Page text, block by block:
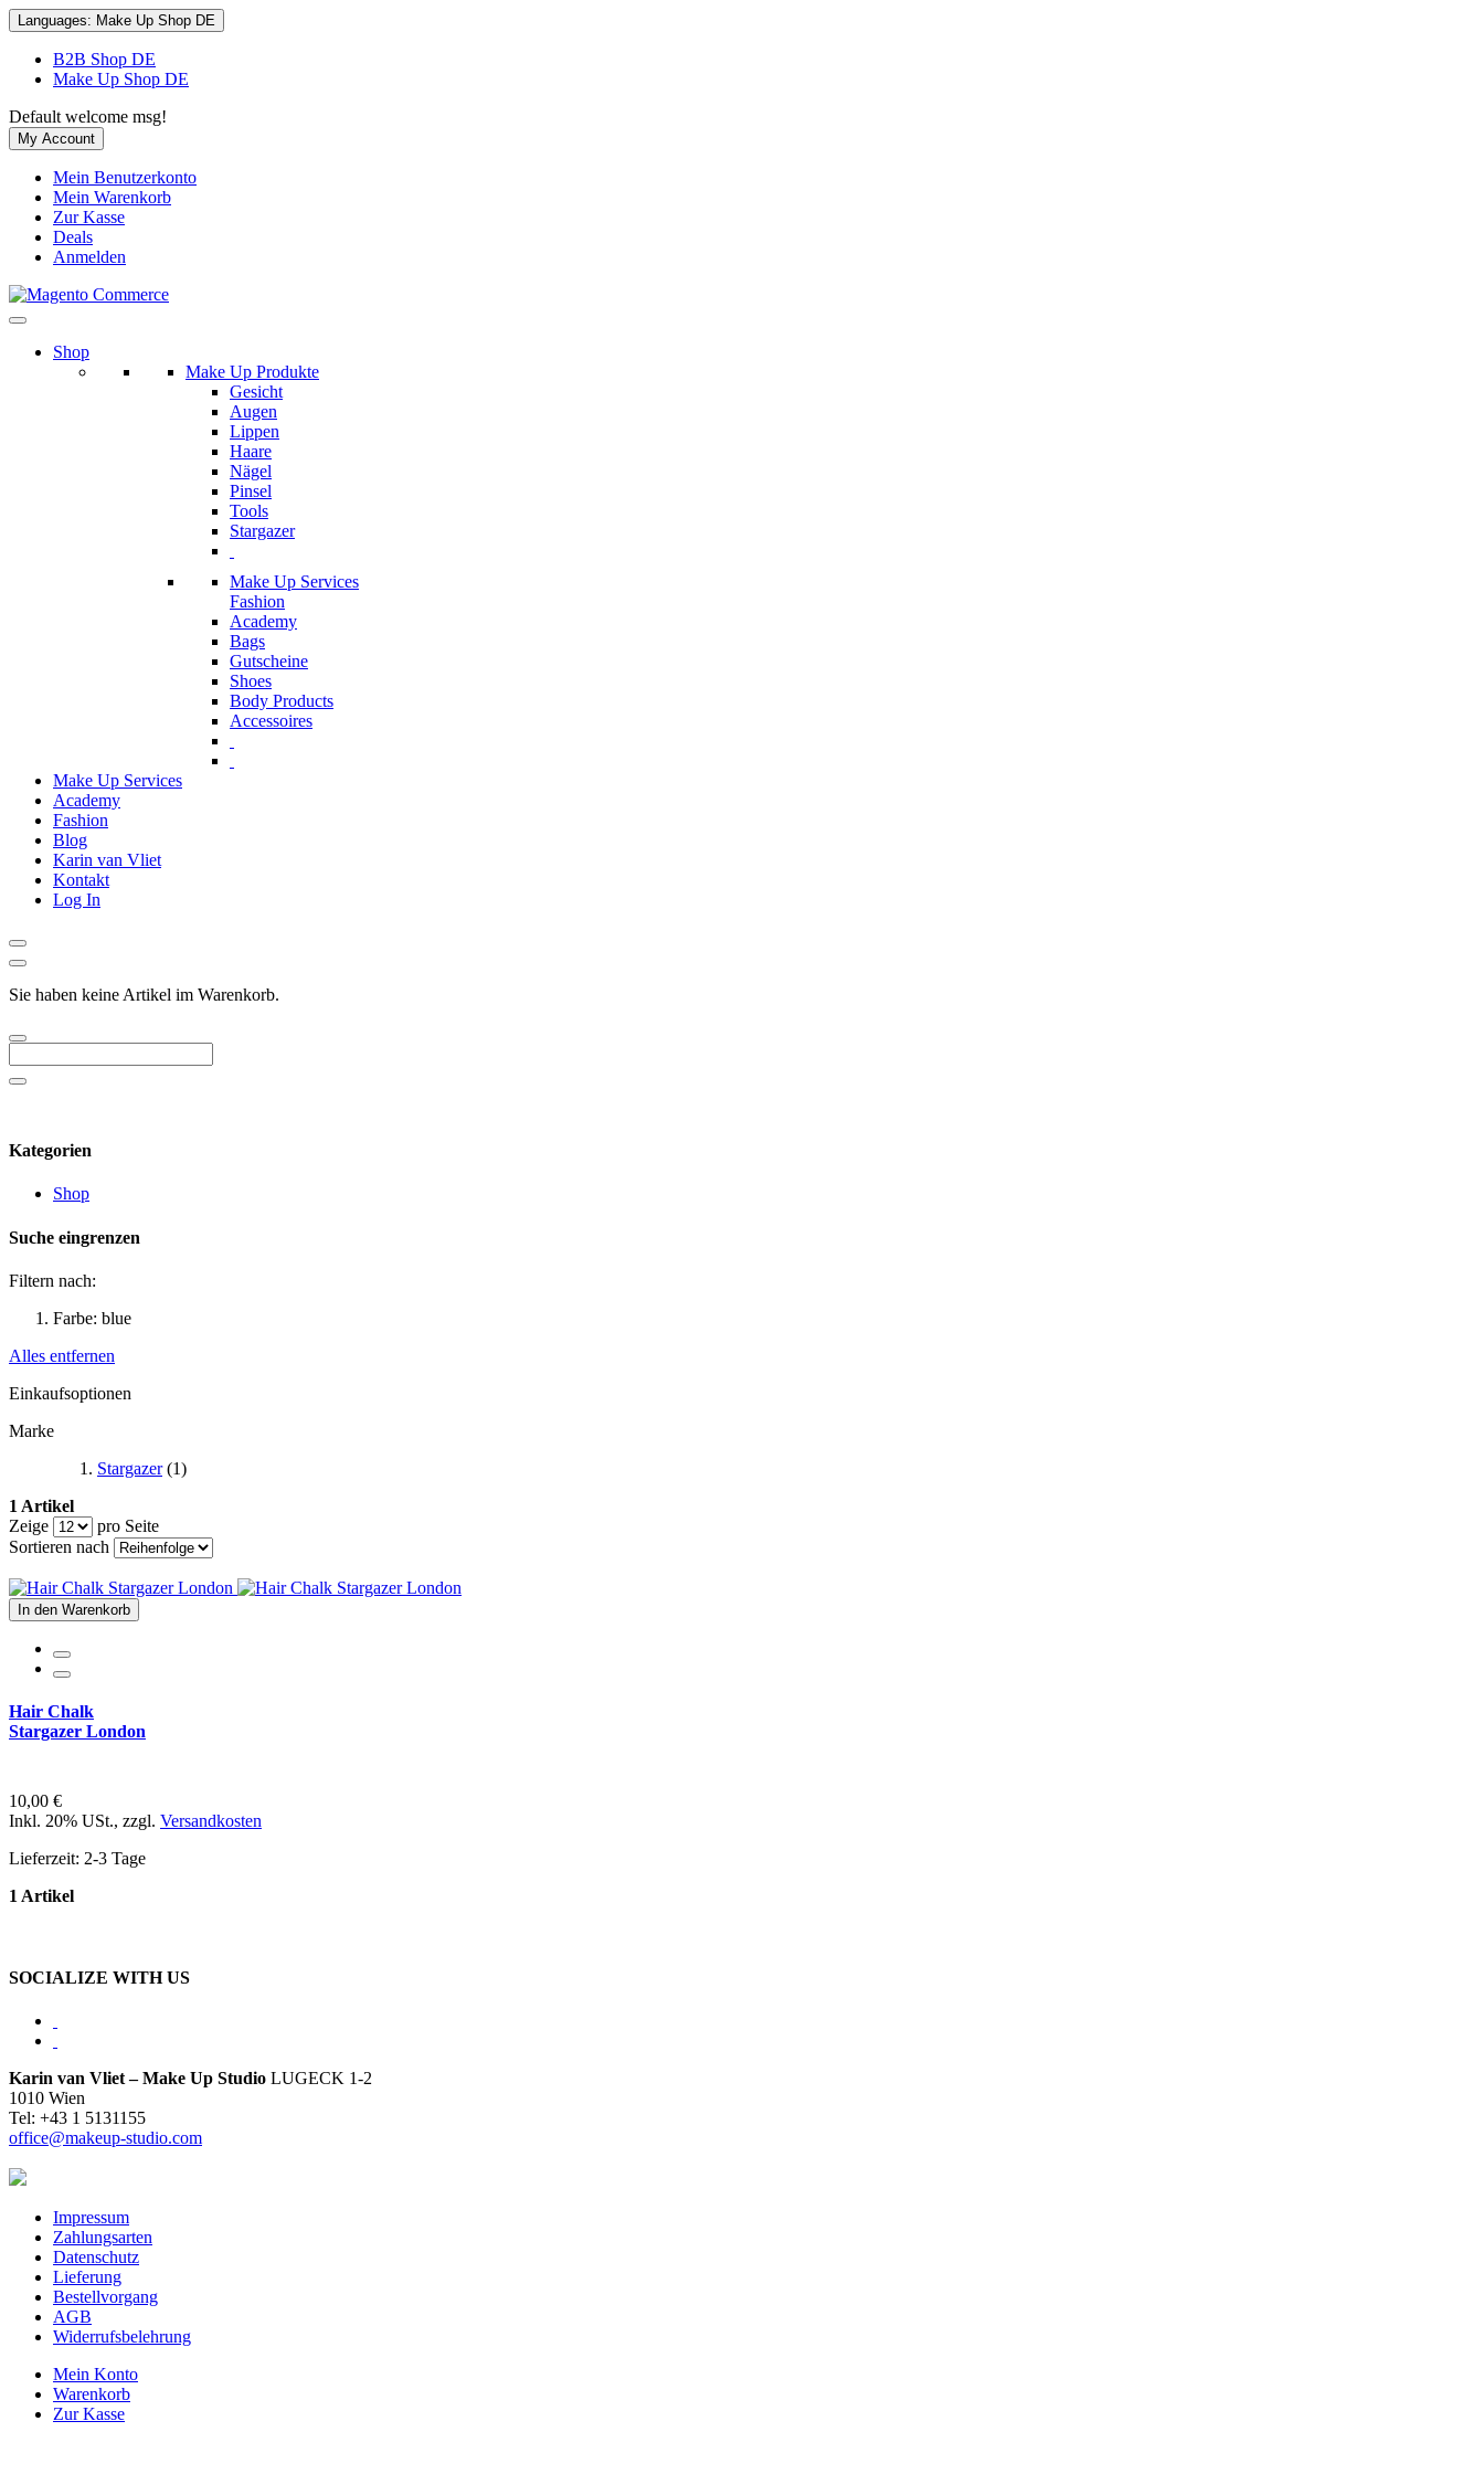
Languages: Make Up Shop DE
B2B Shop DE
Make Up Shop DE
Default welcome msg!
My Account
Mein Benutzerkonto
Mein Warenkorb
Zur Kasse
Deals
Anmelden
Shop
Make Up Produkte
Gesicht
Augen
Lippen
Haare
Nägel
Pinsel
Tools
Stargazer
Make Up Services
Fashion
Academy
Bags
Gutscheine
Shoes
Body Products
Accessoires
Make Up Services
Academy
Fashion
Blog
Karin van Vliet
Kontakt
Log In
Sie haben keine Artikel im Warenkorb.
Kategorien
Shop
Suche eingrenzen
Filtern nach:
Farbe: blue
Alles entfernen
Einkaufsoptionen
Marke
Stargazer(1)
1 Artikel
Zeige
pro Seite
Sortieren nach
In den Warenkorb
Hair Chalk
Stargazer London
10,00 €
Inkl. 20% USt., zzgl. Versandkosten
Lieferzeit: 2-3 Tage
1 Artikel
SOCIALIZE WITH US
Karin van Vliet – Make Up Studio LUGECK 1-2
1010 Wien
Tel: +43 1 5131155
office@makeup-studio.com
Impressum
Zahlungsarten
Datenschutz
Lieferung
Bestellvorgang
AGB
Widerrufsbelehrung
Mein Konto
Warenkorb
Zur Kasse